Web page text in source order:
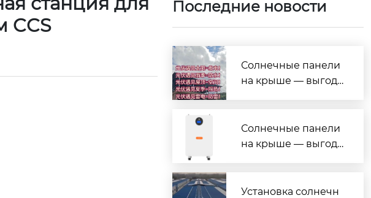
CCS
Последние новости
Солнечные панели
на крыше — выгода
Солнечные панели
на крыше — выгода
Установка солнечн